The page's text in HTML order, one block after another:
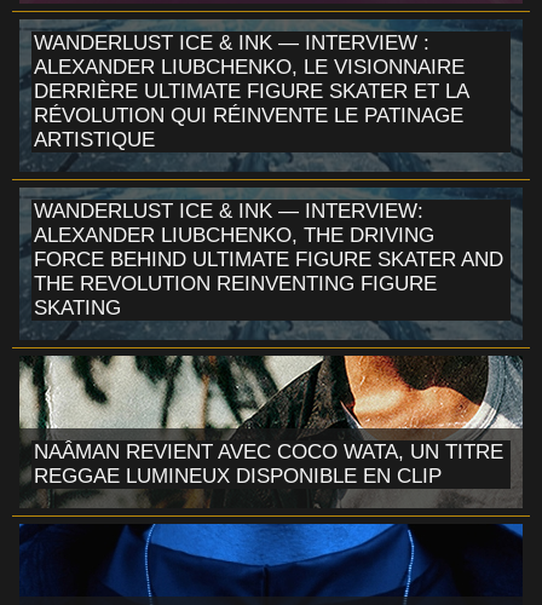
WANDERLUST ICE & INK — INTERVIEW :
ALEXANDER LIUBCHENKO, LE VISIONNAIRE
DERRIÈRE ULTIMATE FIGURE SKATER ET LA
RÉVOLUTION QUI RÉINVENTE LE PATINAGE
ARTISTIQUE
WANDERLUST ICE & INK — INTERVIEW:
ALEXANDER LIUBCHENKO, THE DRIVING
FORCE BEHIND ULTIMATE FIGURE SKATER AND
THE REVOLUTION REINVENTING FIGURE
SKATING
NAÂMAN REVIENT AVEC COCO WATA, UN TITRE
REGGAE LUMINEUX DISPONIBLE EN CLIP